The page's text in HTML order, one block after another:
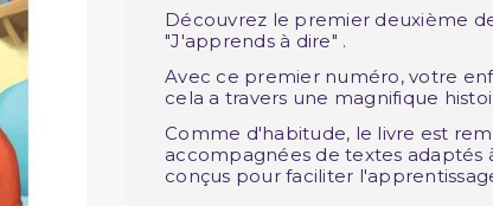
Découvrez le premier deuxième
"J'apprends à dire" .
Avec ce premier numéro, votre
cela a travers une magnifique
Comme d'habitude, le livre est
accompagnées de textes
conçus pour faciliter